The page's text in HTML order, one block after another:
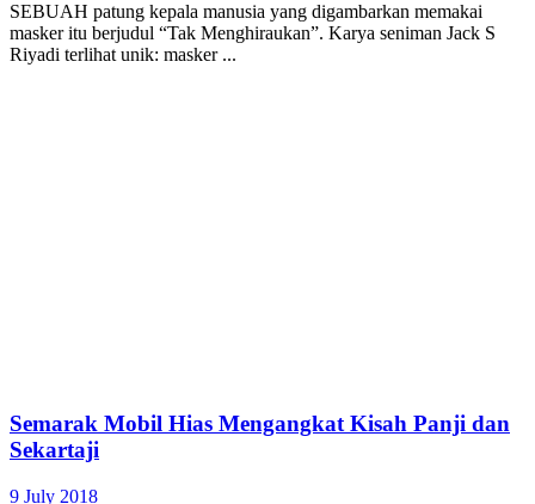
SEBUAH patung kepala manusia yang digambarkan memakai
masker itu berjudul “Tak Menghiraukan”. Karya seniman Jack S
Riyadi terlihat unik: masker ...
Semarak Mobil Hias Mengangkat Kisah Panji dan
Sekartaji
9 July 2018